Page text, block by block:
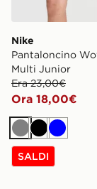
Nike
Pantaloncino
Multi Junior
Era 23,00€
Ora 18,00€
Grigio
Nero
Blu
SALDI